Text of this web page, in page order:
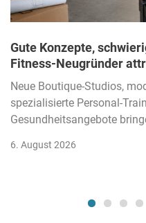
Gute Konzepte,
Fitness-Neugründer
Neue Boutique-Studios,
spezialisierte Personal-
Gesundheitsangebote
6. August 2026